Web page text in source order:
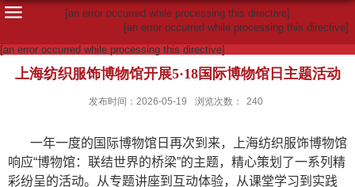
[an error occurred while processing this directive]
[an error occurred while processing this directive]
[an error occurred while processing this directive]
上海纺织服饰博物馆开展5·18国际博物馆日主题活动
发布时间：2026-05-19 浏览次数： 240
一年一度的国际博物馆日再次到来，上海纺织服饰博物馆
响应“博物馆：联结世界的桥梁”的主题，精心策划了一系列精
彩纷呈的活动。从专题讲座到互动体验，从课堂学习到实践